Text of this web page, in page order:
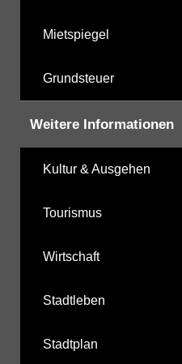
Mietspiegel
Grundsteuer
Weitere Informationen
Kultur & Ausgehen
Tourismus
Wirtschaft
Stadtleben
Stadtplan